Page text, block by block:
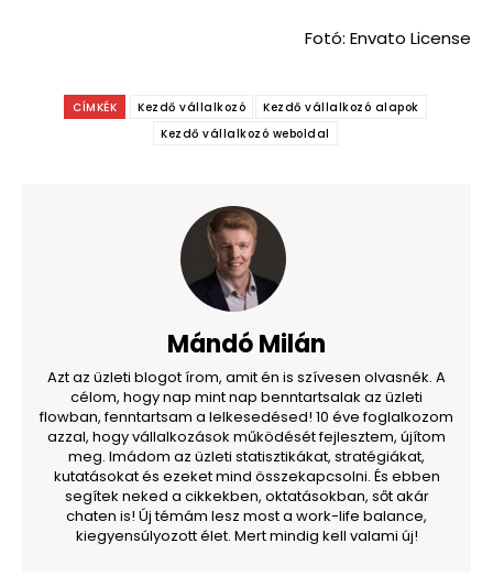
Fotó: Envato License
CÍMKÉK Kezdő vállalkozó
Kezdő vállalkozó alapok
Kezdő vállalkozó weboldal
Mándó Milán
Azt az üzleti blogot írom, amit én is szívesen olvasnék. A
célom, hogy nap mint nap benntartsalak az üzleti
flowban, fenntartsam a lelkesedésed! 10 éve foglalkozom
azzal, hogy vállalkozások működését fejlesztem, újítom
meg. Imádom az üzleti statisztikákat, stratégiákat,
kutatásokat és ezeket mind összekapcsolni. És ebben
segítek neked a cikkekben, oktatásokban, sőt akár
chaten is! Új témám lesz most a work-life balance,
kiegyensúlyozott élet. Mert mindig kell valami új!